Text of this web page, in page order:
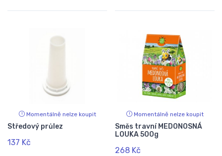
Momentálně nelze koupit
Středový průlez
137 Kč
Momentálně nelze koupit
Směs travní MEDONOSNÁ
LOUKA 500g
268 Kč